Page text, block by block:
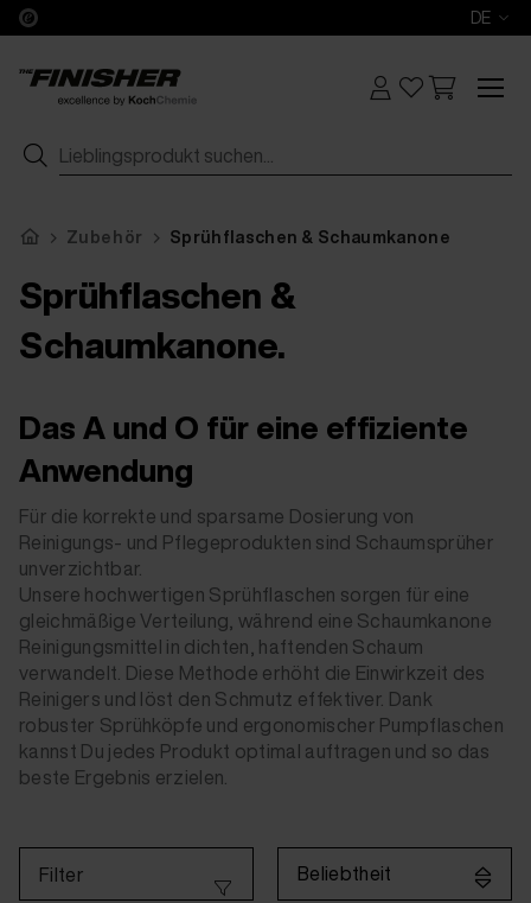
DE
Zubehör Sprühflaschen & Schaumkanone
Sprühflaschen &
Schaumkanone.
Das A und O für eine effiziente
Anwendung
Für die korrekte und sparsame Dosierung von
Reinigungs- und Pflegeprodukten sind Schaumsprüher
unverzichtbar.
Unsere hochwertigen Sprühflaschen sorgen für eine
gleichmäßige Verteilung, während eine Schaumkanone
Reinigungsmittel in dichten, haftenden Schaum
verwandelt. Diese Methode erhöht die Einwirkzeit des
Reinigers und löst den Schmutz effektiver. Dank
robuster Sprühköpfe und ergonomischer Pumpflaschen
kannst Du jedes Produkt optimal auftragen und so das
beste Ergebnis erzielen.
Beliebtheit
Filter